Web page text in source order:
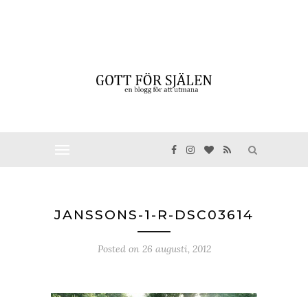
JANSSONS-1-R-DSC03614
Posted on 26 augusti, 2012